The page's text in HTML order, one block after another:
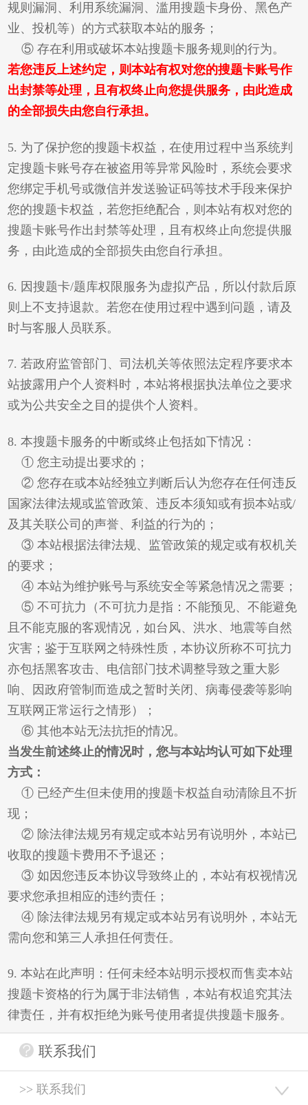
规则漏洞、利用系统漏洞、滥用搜题卡身份、黑色产
业、投机等）的方式获取本站的服务；
⑤ 存在利用或破坏本站搜题卡服务规则的行为。
若您违反上述约定，则本站有权对您的搜题卡账号作
出封禁等处理，且有权终止向您提供服务，由此造成
的全部损失由您自行承担。
5. 为了保护您的搜题卡权益，在使用过程中当系统判
定搜题卡账号存在被盗用等异常风险时，系统会要求
您绑定手机号或微信并发送验证码等技术手段来保护
您的搜题卡权益，若您拒绝配合，则本站有权对您的
搜题卡账号作出封禁等处理，且有权终止向您提供服
务，由此造成的全部损失由您自行承担。
6. 因搜题卡/题库权限服务为虚拟产品，所以付款后原
则上不支持退款。若您在使用过程中遇到问题，请及
时与客服人员联系。
7. 若政府监管部门、司法机关等依照法定程序要求本
站披露用户个人资料时，本站将根据执法单位之要求
或为公共安全之目的提供个人资料。
8. 本搜题卡服务的中断或终止包括如下情况：
① 您主动提出要求的；
② 您存在或本站经独立判断后认为您存在任何违反
国家法律法规或监管政策、违反本须知或有损本站或/
及其关联公司的声誉、利益的行为的；
③ 本站根据法律法规、监管政策的规定或有权机关
的要求；
④ 本站为维护账号与系统安全等紧急情况之需要；
⑤ 不可抗力（不可抗力是指：不能预见、不能避免
且不能克服的客观情况，如台风、洪水、地震等自然
灾害；鉴于互联网之特殊性质，本协议所称不可抗力
亦包括黑客攻击、电信部门技术调整导致之重大影
响、因政府管制而造成之暂时关闭、病毒侵袭等影响
互联网正常运行之情形）；
⑥ 其他本站无法抗拒的情况。
当发生前述终止的情况时，您与本站均认可如下处理
方式：
① 已经产生但未使用的搜题卡权益自动清除且不折
现；
② 除法律法规另有规定或本站另有说明外，本站已
收取的搜题卡费用不予退还；
③ 如因您违反本协议导致终止的，本站有权视情况
要求您承担相应的违约责任；
④ 除法律法规另有规定或本站另有说明外，本站无
需向您和第三人承担任何责任。
9. 本站在此声明：任何未经本站明示授权而售卖本站
搜题卡资格的行为属于非法销售，本站有权追究其法
律责任，并有权拒绝为账号使用者提供搜题卡服务。
联系我们
>> 联系我们